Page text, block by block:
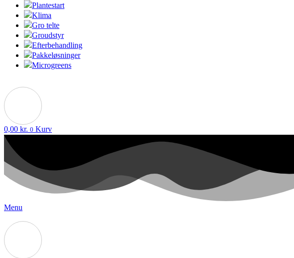
Plantestart
Klima
Gro telte
Groudstyr
Efterbehandling
Pakkeløsninger
Microgreens
0,00 kr. 0 Kurv
Menu